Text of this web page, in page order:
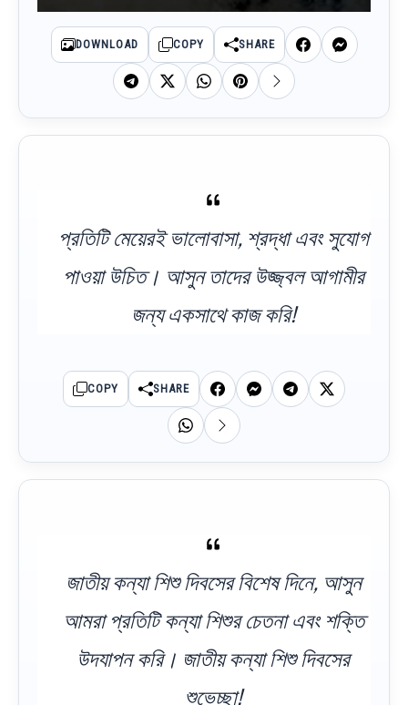
DOWNLOAD COPY SHARE
প্রতিটি মেয়েরই ভালোবাসা, শ্রদ্ধা এবং সুযোগ
পাওয়া উচিত। আসুন তাদের উজ্জ্বল আগামীর
জন্য একসাথে কাজ করি!
COPY SHARE
জাতীয় কন্যা শিশু দিবসের বিশেষ দিনে, আসুন
আমরা প্রতিটি কন্যা শিশুর চেতনা এবং শক্তি
উদযাপন করি। জাতীয় কন্যা শিশু দিবসের
শুভেচ্ছা!